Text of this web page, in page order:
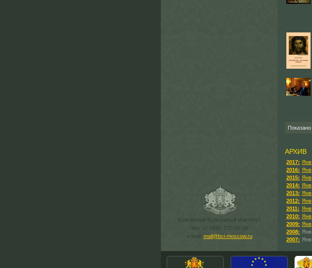
Болгарский Культурный Институт
тел. +7 (495) 771-60-18
e-mail: mail@bci-moscow.ru
Показано
АРХИВ
2017: Янв
2016: Янв
2015: Янв
2014: Янв
2013: Янв
2012: Янв
2011: Янв
2010: Янв
2009: Янв
2008: Янв
2007: Янв